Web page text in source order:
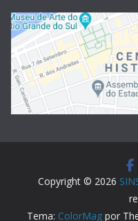
Copyright © 2026
Tema: ColorMagpor